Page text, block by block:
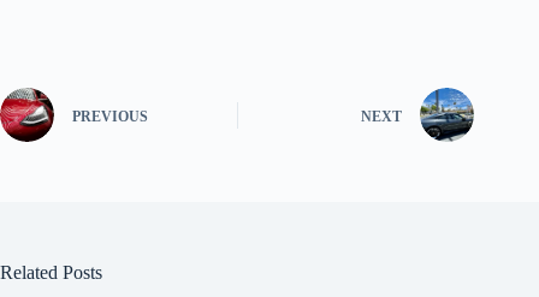
PREVIOUS NEXT
Related Posts